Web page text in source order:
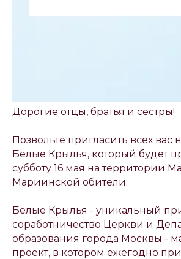
Дорогие отцы, братья и сестры!
Позвольте пригласить всех вас
Белые Крылья, который будет
субботу 16 мая на территории
Мариинской обители.
Белые Крылья - уникальный
соработничество Церкви и
образования города Москвы -
проект, в котором ежегодно